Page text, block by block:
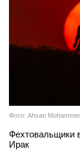
Фото: Ahsan
Фехтовальщики
Ирак